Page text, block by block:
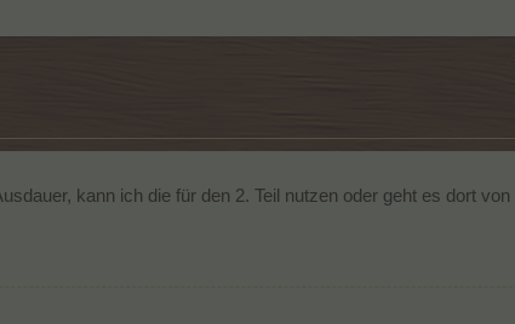
kann ich die für den 2. Teil nutzen oder geht es dort